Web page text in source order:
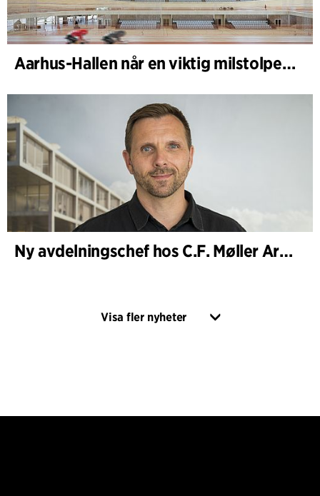
Aarhus-Hallen når en viktig milstolpe i den pågående skissprocessen
Ny avdelningschef hos C.F. Møller Architects i Köpenhamn
Visa fler nyheter